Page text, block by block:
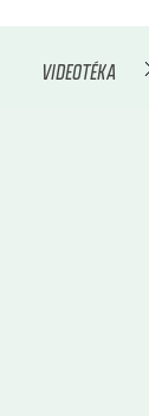
VIDEOTÉKA